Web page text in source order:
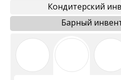
Кондитерский
Барный